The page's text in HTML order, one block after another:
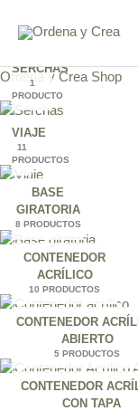
Ordena y Crea Shop
SERCHAS
1
PRODUCTO
VIAJE
11
PRODUCTOS
BASE
GIRATORIA
8 PRODUCTOS
CONTENEDOR
ACRÍLICO
10 PRODUCTOS
CONTENEDOR
ABIERTO
5 PRODUCTOS
CONTENEDOR
CON TAPA